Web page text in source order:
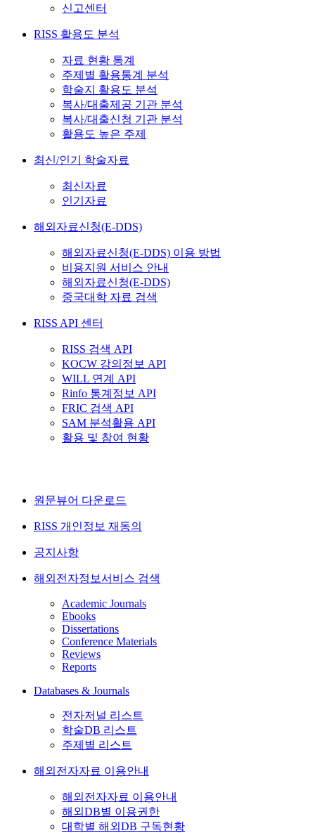
신고센터
RISS 활용도 분석
자료 현황 통계
주제별 활용통계 분석
학술지 활용도 분석
복사/대출제공 기관 분석
복사/대출신청 기관 분석
활용도 높은 주제
최신/인기 학술자료
최신자료
인기자료
해외자료신청(E-DDS)
해외자료신청(E-DDS) 이용 방법
비용지원 서비스 안내
해외자료신청(E-DDS)
중국대학 자료 검색
RISS API 센터
RISS 검색 API
KOCW 강의정보 API
WILL 연계 API
Rinfo 통계정보 API
FRIC 검색 API
SAM 분석활용 API
활용 및 참여 현황
원문뷰어 다운로드
RISS 개인정보 재동의
공지사항
해외전자정보서비스 검색
Academic Journals
Ebooks
Dissertations
Conference Materials
Reviews
Reports
Databases & Journals
전자저널 리스트
학술DB 리스트
주제별 리스트
해외전자자료 이용안내
해외전자자료 이용안내
해외DB별 이용권한
대학별 해외DB 구독현황